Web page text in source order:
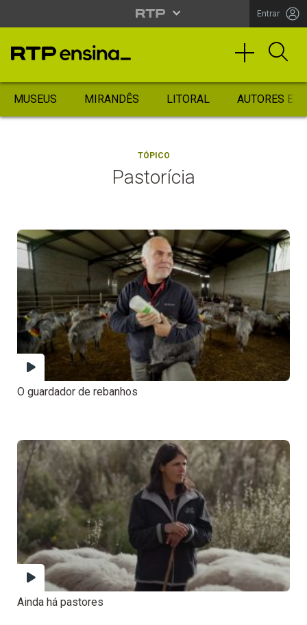
Entrar
MUSEUS MIRANDÊS LITORAL AUTORES
TÓPICO
Pastorícia
O guardador de rebanhos
Ainda há pastores